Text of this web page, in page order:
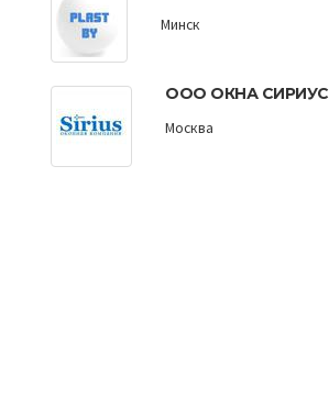
Минск
ООО ОКНА СИРИУС
Москва